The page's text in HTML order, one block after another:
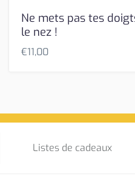
Ne mets pas tes
le nez !
€11,00
Listes de cadeaux